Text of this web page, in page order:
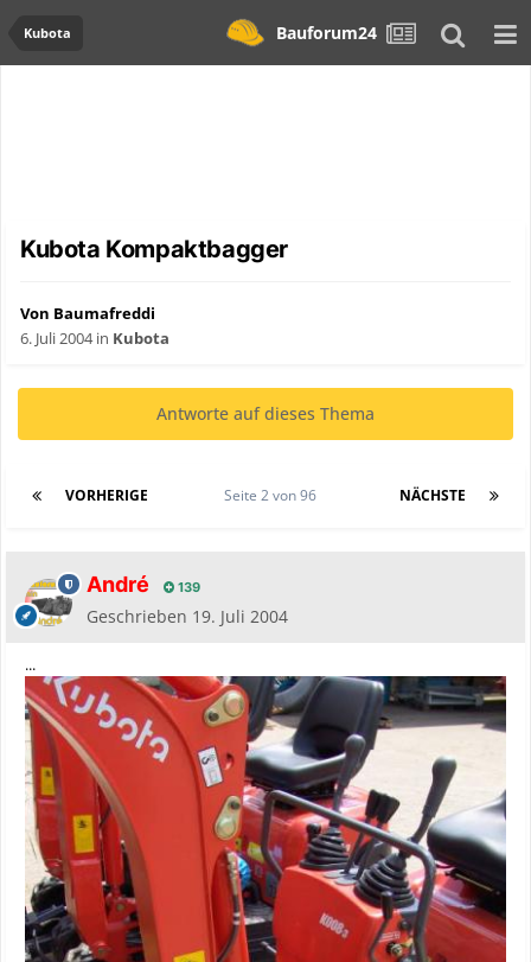
Kubota Bauforum24
Kubota Kompaktbagger
Von Baumafreddi
6. Juli 2004in Kubota
Antworte auf dieses Thema
VORHERIGE NÄCHSTE
Seite 2 von 96
André 139
Geschrieben 19. Juli 2004
...